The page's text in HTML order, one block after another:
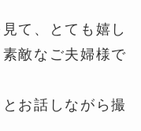
て、とても嬉し
敵なご夫婦様で
お話しながら撮